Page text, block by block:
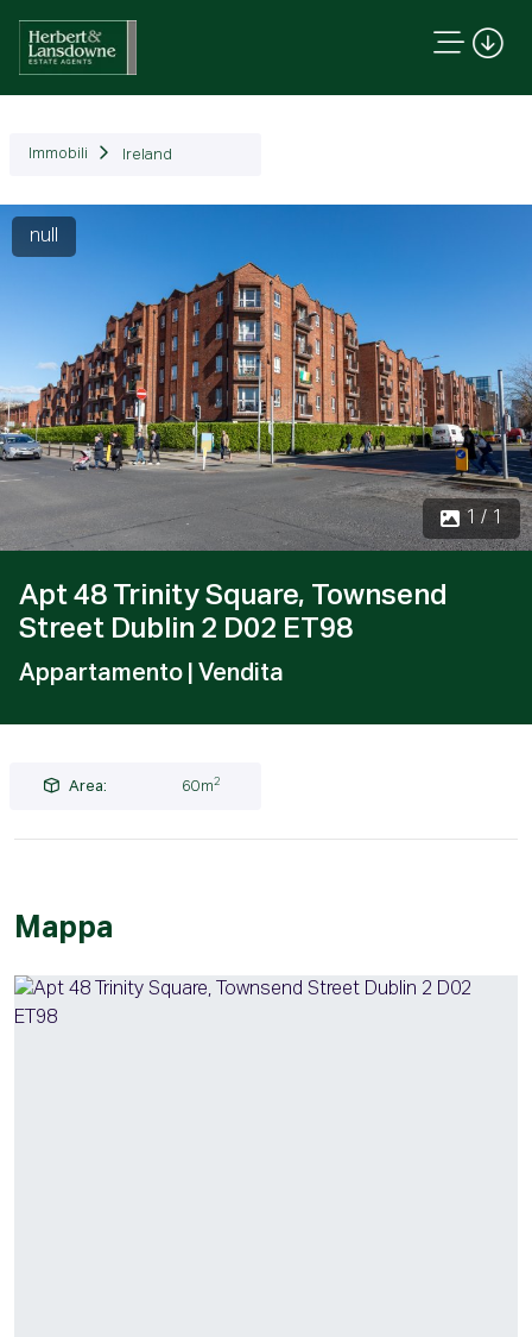
Immobili Ireland
null
1 / 1
Apt 48 Trinity Square, Townsend
Street Dublin 2 D02 ET98
Appartamento | Vendita
Area: 60m2
Mappa